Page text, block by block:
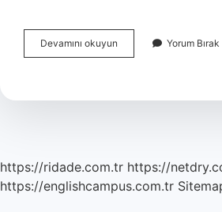
Devamını okuyun
Şey
Tdk
Yorum Bırak
https://ridade.com.tr https://
https://englishcampus.com.tr